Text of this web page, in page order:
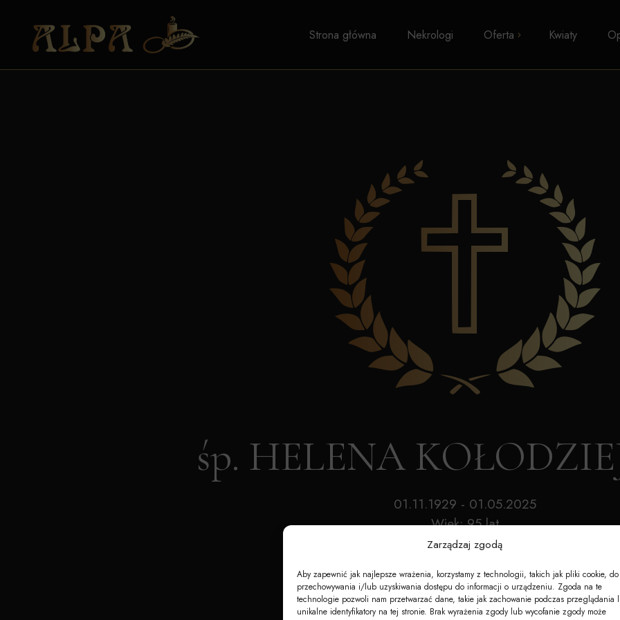
Zarządzaj zgodą
Aby zapewnić jak najlepsze wrażenia, korzystamy z technologii, takich jak pliki cookie, do
przechowywania i/lub uzyskiwania dostępu do informacji o urządzeniu. Zgoda na te
technologie pozwoli nam przetwarzać dane, takie jak zachowanie podczas przeglądania
unikalne identyfikatory na tej stronie. Brak wyrażenia zgody lub wycofanie zgody może
Strona główna Nekrologi Oferta
Pogrzeby wyznaniowe
e-Nekrologi
Kwiaty
śp. HELENA
01.11.1929 - 01.05.2025
Wiek: 95 lat